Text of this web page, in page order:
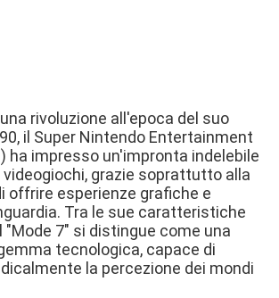
rivoluzione all'epoca del suo
il Super Nintendo Entertainment
ha impresso un'impronta indelebile
grazie soprattutto alla
offrire esperienze grafiche e
Tra le sue caratteristiche
"Mode 7" si distingue come una
tecnologica, capace di
la percezione dei mondi